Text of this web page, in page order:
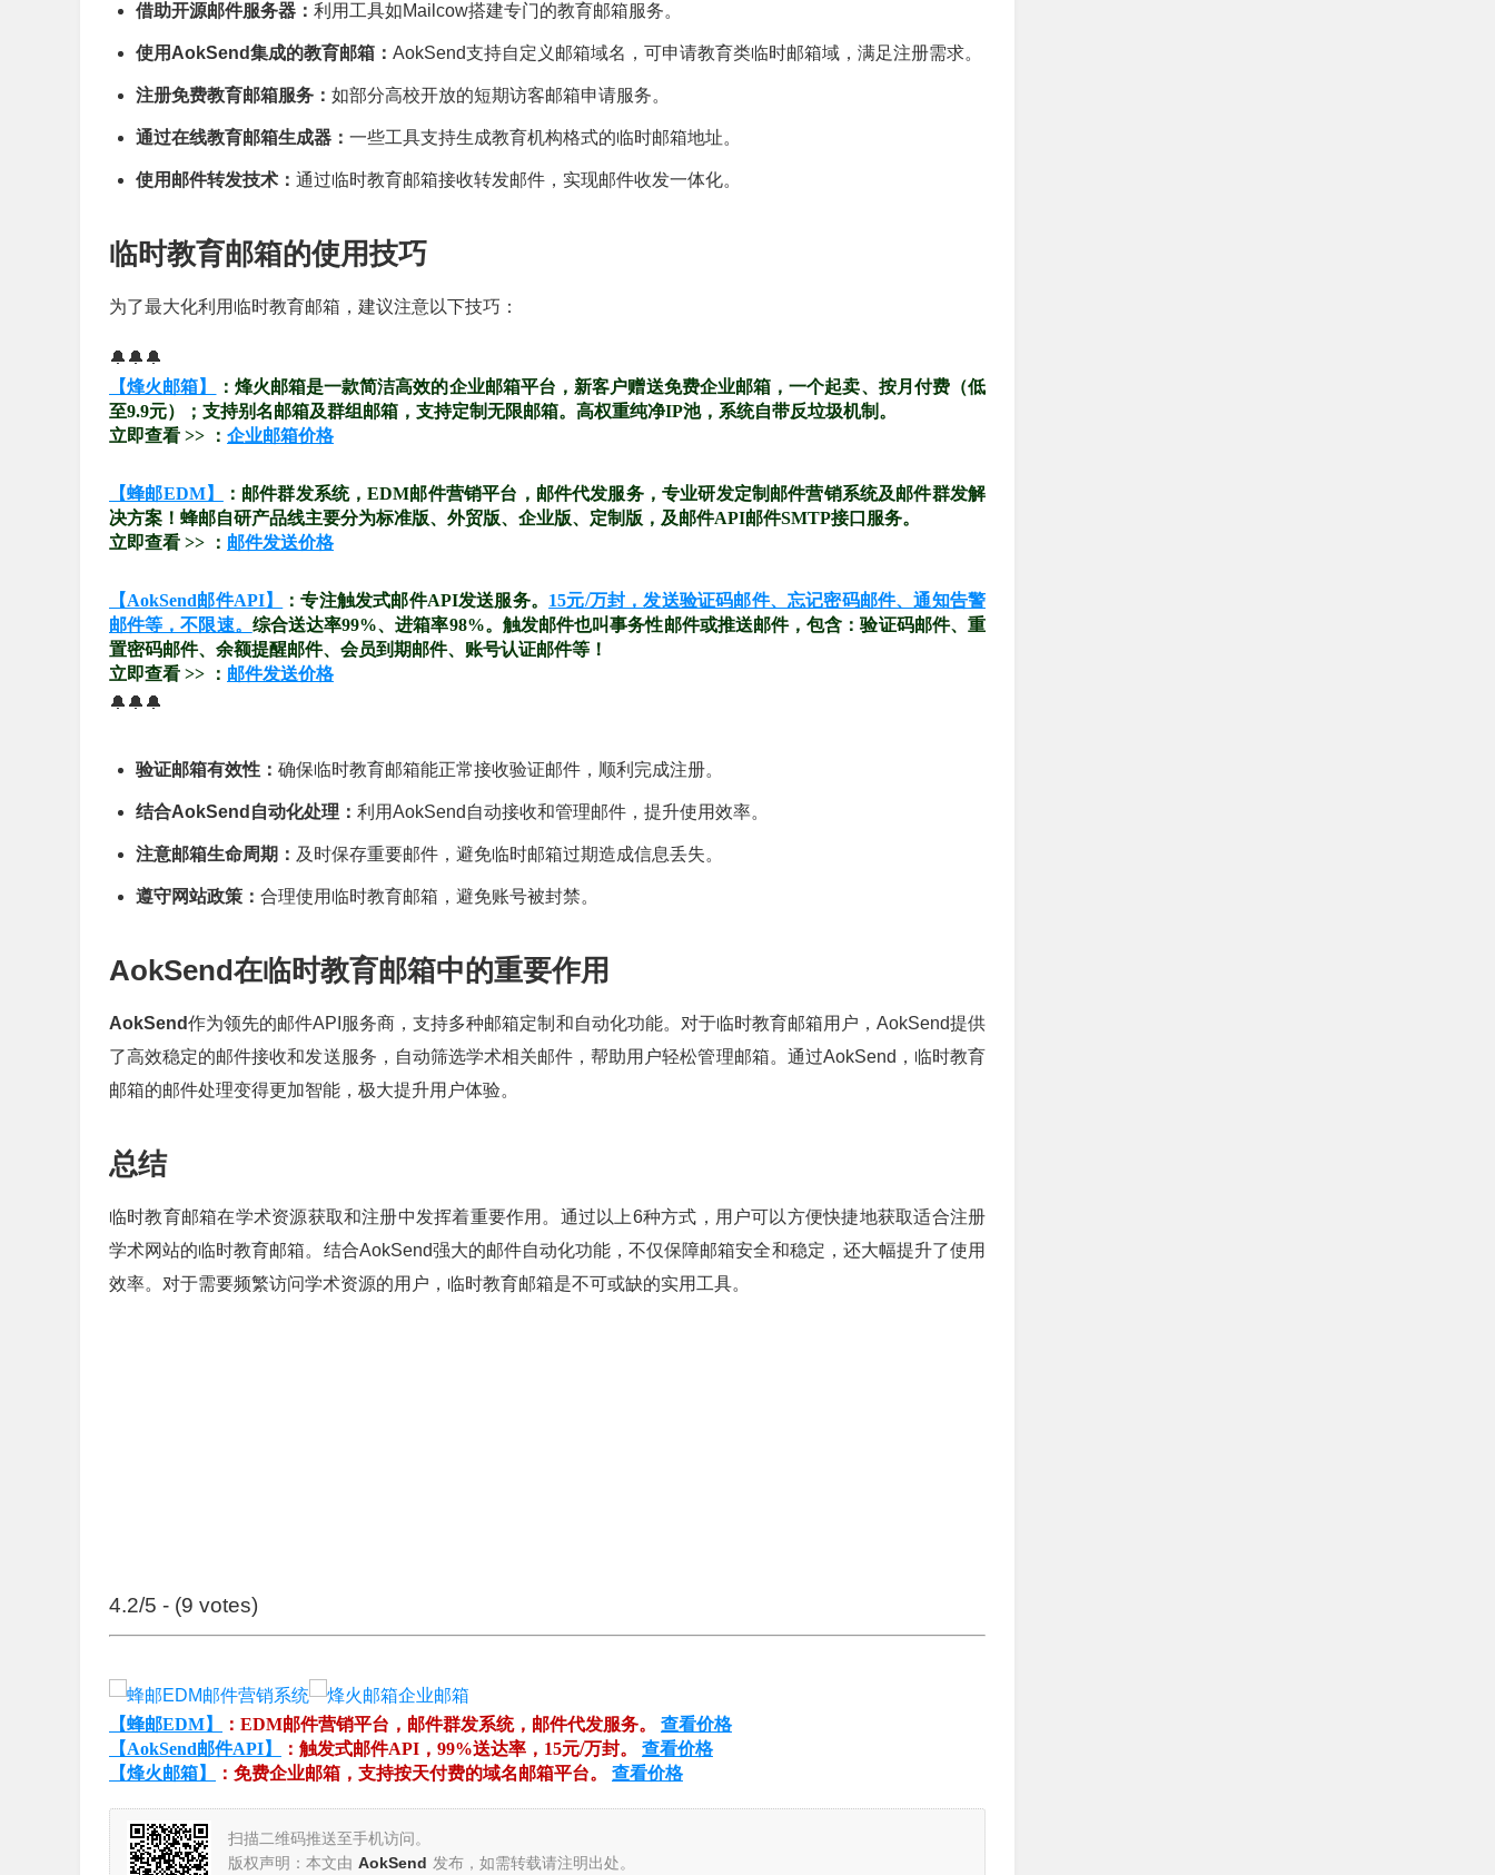
借助开源邮件服务器： 利用工具如Mailcow搭建专门的教育邮箱服务。
使用AokSend集成的教育邮箱： AokSend支持自定义邮箱域名，可申请教育类临时邮箱域，满足注册需求。
注册免费教育邮箱服务： 如部分高校开放的短期访客邮箱申请服务。
通过在线教育邮箱生成器： 一些工具支持生成教育机构格式的临时邮箱地址。
使用邮件转发技术： 通过临时教育邮箱接收转发邮件，实现邮件收发一体化。
临时教育邮箱的使用技巧
为了最大化利用临时教育邮箱，建议注意以下技巧：
🔔🔔🔔
【烽火邮箱】
：烽火邮箱是一款简洁高效的企业邮箱平台，新客户赠送免费企业邮箱，一个起卖、按月付费（低
至9.9元）；支持别名邮箱及群组邮箱，支持定制无限邮箱。高权重纯净IP池，系统自带反垃圾机制。
立即查看 >> ： 企业邮箱价格
【蜂邮EDM】
：邮件群发系统，EDM邮件营销平台，邮件代发服务，专业研发定制邮件营销系统及邮件群发解
决方案！蜂邮自研产品线主要分为标准版、外贸版、企业版、定制版，及邮件API邮件SMTP接口服务。
立即查看 >> ： 邮件发送价格
【AokSend邮件API】 ：专注触发式邮件API发送服务。 15元/万封，发送验证码邮件、忘记密码邮件、通知告警
邮件等，不限速。 综合送达率99%、进箱率98%。触发邮件也叫事务性邮件或推送邮件，包含：验证码邮件、重
置密码邮件、余额提醒邮件、会员到期邮件、账号认证邮件等！
立即查看 >> ： 邮件发送价格
🔔🔔🔔
验证邮箱有效性： 确保临时教育邮箱能正常接收验证邮件，顺利完成注册。
结合AokSend自动化处理： 利用AokSend自动接收和管理邮件，提升使用效率。
注意邮箱生命周期： 及时保存重要邮件，避免临时邮箱过期造成信息丢失。
遵守网站政策： 合理使用临时教育邮箱，避免账号被封禁。
AokSend在临时教育邮箱中的重要作用
AokSend作为领先的邮件API服务商，支持多种邮箱定制和自动化功能。对于临时教育邮箱用户，AokSend提供
了高效稳定的邮件接收和发送服务，自动筛选学术相关邮件，帮助用户轻松管理邮箱。通过AokSend，临时教育
邮箱的邮件处理变得更加智能，极大提升用户体验。
总结
临时教育邮箱在学术资源获取和注册中发挥着重要作用。通过以上6种方式，用户可以方便快捷地获取适合注册
学术网站的临时教育邮箱。结合AokSend强大的邮件自动化功能，不仅保障邮箱安全和稳定，还大幅提升了使用
效率。对于需要频繁访问学术资源的用户，临时教育邮箱是不可或缺的实用工具。
4.2/5 - (9 votes)
【蜂邮EDM】 ：EDM邮件营销平台，邮件群发系统，邮件代发服务。 查看价格
【AokSend邮件API】
：触发式邮件API，99%送达率，15元/万封。 查看价格
【烽火邮箱】
：免费企业邮箱，支持按天付费的域名邮箱平台。 查看价格
扫描二维码推送至手机访问。
版权声明：本文由 AokSend 发布，如需转载请注明出处。